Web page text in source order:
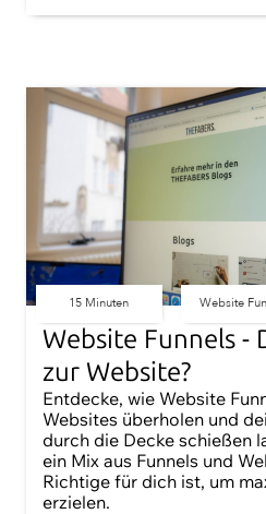
15 Minuten Website
Website Funnels -
zur Website?
Entdecke, wie Website
Websites überholen und
durch die Decke schießen
ein Mix aus Funnels und
Richtige für dich ist, um
erzielen.